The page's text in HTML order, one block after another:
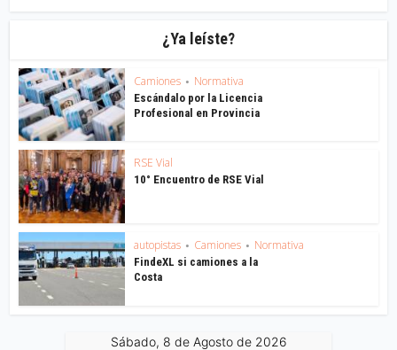
¿Ya leíste?
Camiones • Normativa
Escándalo por la Licencia
Profesional en Provincia
RSE Vial
10° Encuentro de RSE Vial
autopistas • Camiones • Normativa
FindeXL si camiones a la
Costa
Sábado, 8 de Agosto de 2026